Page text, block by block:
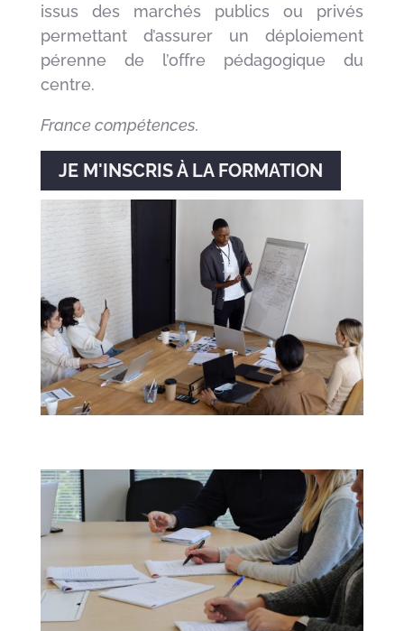
issus des marchés publics ou privés
permettant d’assurer un déploiement
pérenne de l’offre pédagogique du
centre.
France compétences.
JE M'INSCRIS À LA FORMATION